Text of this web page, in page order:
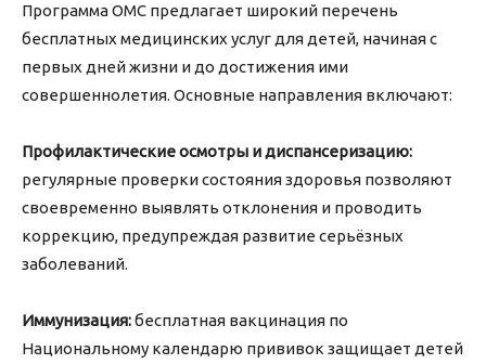
Программа ОМС предлагает широкий перечень
бесплатных медицинских услуг для детей, начиная с
первых дней жизни и до достижения ими
совершеннолетия. Основные направления включают:
Профилактические осмотры и диспансеризацию:
регулярные проверки состояния здоровья позволяют
своевременно выявлять отклонения и проводить
коррекцию, предупреждая развитие серьёзных
заболеваний.
Иммунизация:бесплатная вакцинация по
Национальному календарю прививок защищает детей